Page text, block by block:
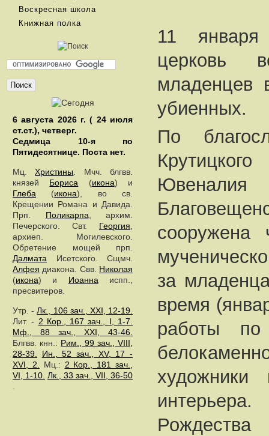
Воскресная школа
Книжная полка
6 августа 2026 г. ( 24 июля
ст.ст.), четверг.
Седмица 10-я по
Пятидесятнице. Поста нет.
Мц.Христины . Мчч. блгвв.
князей Бориса (икона) и
Глеба (икона), во св.
Крещении Романа и Давида.
Прп. Поликарпа , архим.
Печерского. Свт. Георгия
архиеп. Могилевского.
Обретение мощей прп.
Далмата Исетского. Сщмч.
Алфея диакона. Свв. Николая
(икона) и Иоанна испп.,
пресвитеров.
Утр. -Лк., 106 зач., XXI, 12-19.
Лит. - 2 Кор., 167 зач., I, 1-7.
Мф., 88 зач., XXI, 43-46.
Блгвв. кнн.: Рим., 99 зач., VIII,
28-39.
Ин., 52 зач., XV, 17 -
XVI, 2.
Мц.: 2 Кор., 181 зач.,
VI, 1-10. Лк., 33 зач., VII, 36-50
11 января
церковь
младенцев
убиенных.
По
сооружена
за
время
работы по
художники